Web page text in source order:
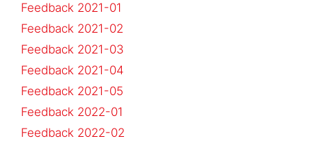
Feedback 2021-01
Feedback 2021-02
Feedback 2021-03
Feedback 2021-04
Feedback 2021-05
Feedback 2022-01
Feedback 2022-02